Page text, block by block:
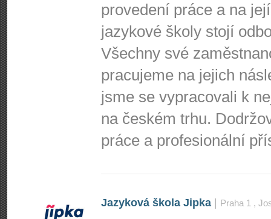
provedení práce a na
jazykové školy stojí
Všechny své
pracujeme na jejich
jsme se vypracovali k
na českém trhu.
práce a profesionální
Jazyková škola Jipka Praha 1 ,